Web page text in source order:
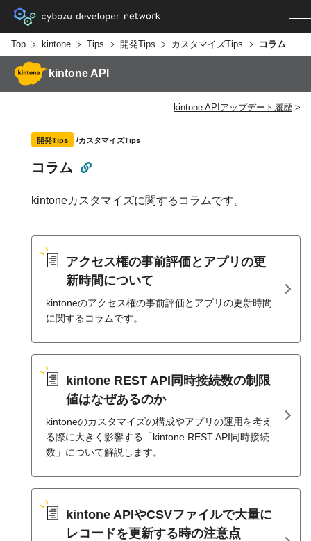
Top kintone Tips 開発Tips カスタマイズTips コラム
kintone API
kintone APIアップデート履歴
開発Tips カスタマイズTips
コラム
kintoneカスタマイズに関するコラムです。
アクセス権の事前評価とアプリの更
新時間について
kintoneのアクセス権の事前評価とアプリの更新時間
に関するコラムです。
kintone REST API同時接続数の制限
値はなぜあるのか
kintoneのカスタマイズの構成やアプリの運用を考え
る際に大きく影響する「kintone REST API同時接続
数」について解説します。
kintone APIやCSVファイルで大量に
レコードを更新する時の注意点